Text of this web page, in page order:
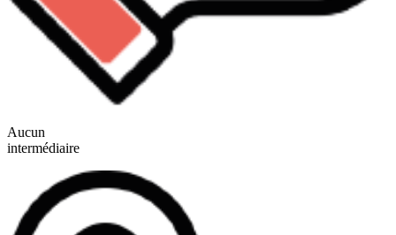
Aucun
intermédiaire